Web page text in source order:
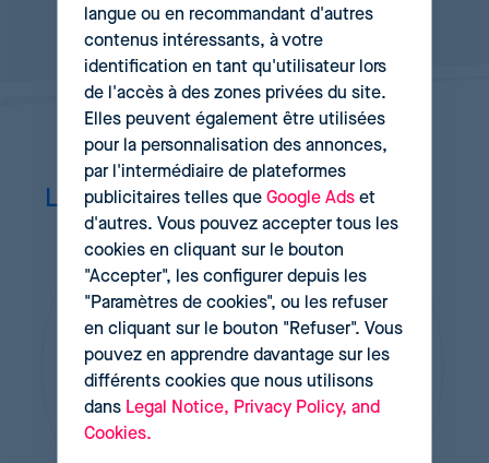
La première solution dedynamic
pricingconçue par et pour les
détaillants
Sollicitez une démo
langue ou en recommandant d'autres
contenus intéressants, à votre
identification en tant qu'utilisateur lors
de l'accès à des zones privées du site.
Elles peuvent également être utilisées
pour la personnalisation des annonces,
par l'intermédiaire de plateformes
publicitaires telles que Google Adset
d'autres. Vous pouvez accepter tous les
cookies en cliquant sur le bouton
"Accepter", les configurer depuis les
"Paramètres de cookies", ou les refuser
en cliquant sur le bouton "Refuser". Vous
pouvez en apprendre davantage sur les
différents cookies que nous utilisons
dans Legal Notice, Privacy Policy, and
Cookies.